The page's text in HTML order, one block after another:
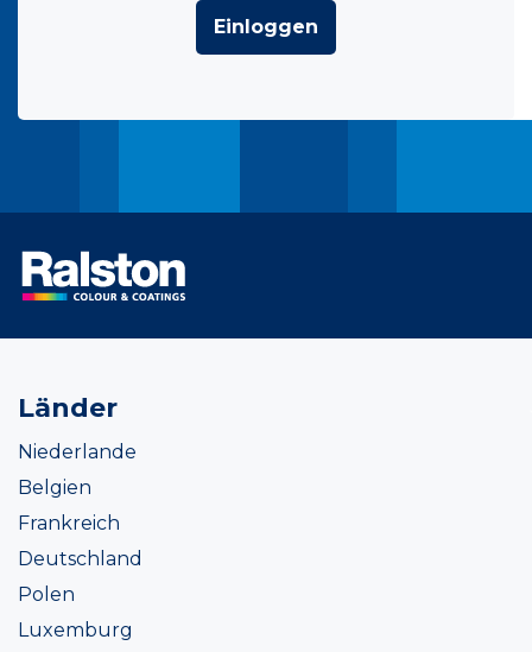
Einloggen
Länder
Niederlande
Belgien
Frankreich
Deutschland
Polen
Luxemburg